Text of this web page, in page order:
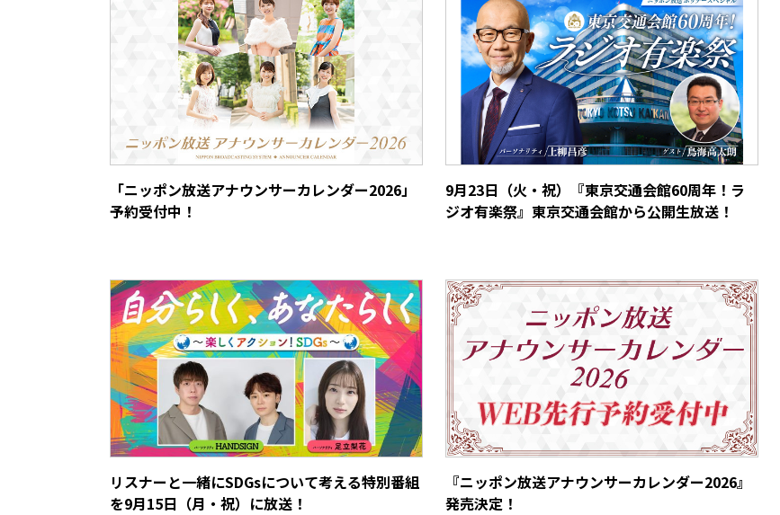
「ニッポン放送アナウンサーカレンダー2026」
予約受付中！
9月23日（火・祝）『東京交通会館60周年！ラ
ジオ有楽祭』東京交通会館から公開生放送！
リスナーと一緒にSDGsについて考える特別番組
を9月15日（月・祝）に放送！
『ニッポン放送アナウンサーカレンダー2026』
発売決定！